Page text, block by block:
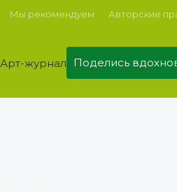
Мы рекомендуем Авторские
Арт-журнал Поделись